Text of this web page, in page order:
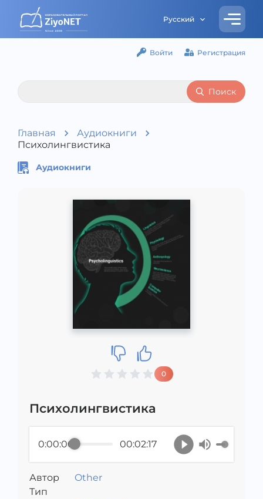
Русский
Войти Регистрация
Поиск
Главная
Аудиокниги
Психолингвистика
Аудиокниги
0
Психолингвистика
0:00:00 00:02:17
Автор
Other
Тип